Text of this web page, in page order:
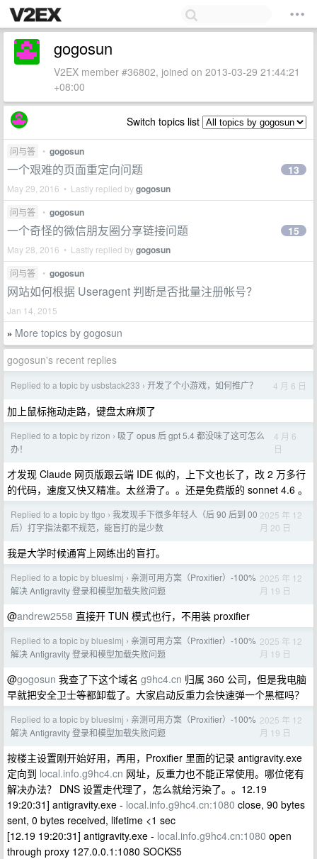
gogosun
V2EX member #36802, joined on 2013-03-29 21:44:21
+08:00
Switch topics list
问与答 • gogosun
一个艰难的页面重定向问题
May 29, 2016 • Lastly replied bygogosun
13
问与答 • gogosun
一个奇怪的微信朋友圈分享链接问题
May 28, 2016 • Lastly replied bygogosun
15
问与答 • gogosun
网站如何根据 Useragent 判断是否批量注册帐号？
Jan 14, 2015
» More topics by gogosun
gogosun's recent replies
Replied to a topic by usbstack233 › 开发了个小游戏，如何推广？ 4 月 6 日
加上鼠标拖动走路，键盘太麻烦了
Replied to a topic by rizon › 吸了 opus 后 gpt 5.4 都没味了这可怎么
办！
4 月 6
日
才发现 Claude 网页版跟云端 IDE 似的，上下文也长了，改 2 万多行
的代码，速度又快又精准。太丝滑了。。还是免费版的 sonnet 4.6 。
Replied to a topic by ttgo › 我发现手下很多年轻人（后 90 后到 00
后）打字指法都不规范，能盲打的是少数
2025 年 12
月 20 日
我是大学时候通宵上网练出的盲打。
Replied to a topic by blueslmj › 亲测可用方案（Proxifier）-100%
解决 Antigravity 登录和模型加载失败问题
2025 年 12
月 19 日
@andrew2558 直接开 TUN 模式也行，不用装 proxifier
Replied to a topic by blueslmj › 亲测可用方案（Proxifier）-100%
解决 Antigravity 登录和模型加载失败问题
2025 年 12
月 19 日
@gogosun 我查了下这个域名 g9hc4.cn 归属 360 公司，但是我电脑
早就把安全卫士等都卸载了。大家启动反重力会快速弹一个黑框吗？
Replied to a topic by blueslmj › 亲测可用方案（Proxifier）-100%
解决 Antigravity 登录和模型加载失败问题
2025 年 12
月 19 日
按楼主设置刚开始好用，再用，Proxifier 里面的记录 antigravity.exe
定向到 local.info.g9hc4.cn 网址，反重力也不能正常使用。哪位佬有
解决办法？ DNS 设置走代理了，怎么就给污染了。。12.19
19:20:31] antigravity.exe - local.info.g9hc4.cn:1080 close, 90 bytes
sent, 0 bytes received, lifetime <1 sec
[12.19 19:20:31] antigravity.exe - local.info.g9hc4.cn:1080 open
through proxy 127.0.0.1:1080 SOCKS5